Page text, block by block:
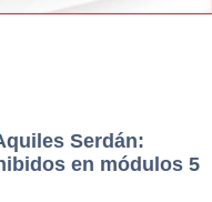
Serdán:
en módulos 5